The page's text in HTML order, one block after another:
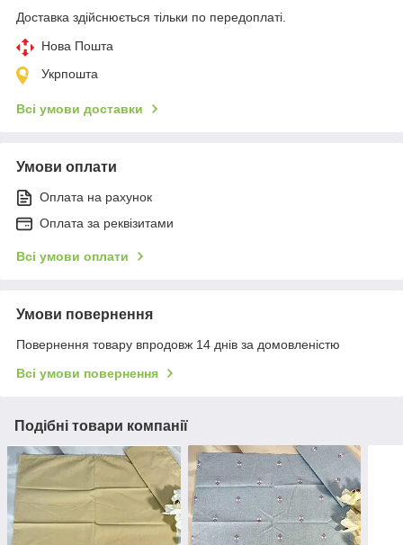
Доставка здійснюється тільки по передоплаті.
Нова Пошта
Укрпошта
Всі умови доставки
Умови оплати
Оплата на рахунок
Оплата за реквізитами
Всі умови оплати
Умови повернення
Повернення товару впродовж 14 днів за домовленістю
Всі умови повернення
Подібні товари компанії